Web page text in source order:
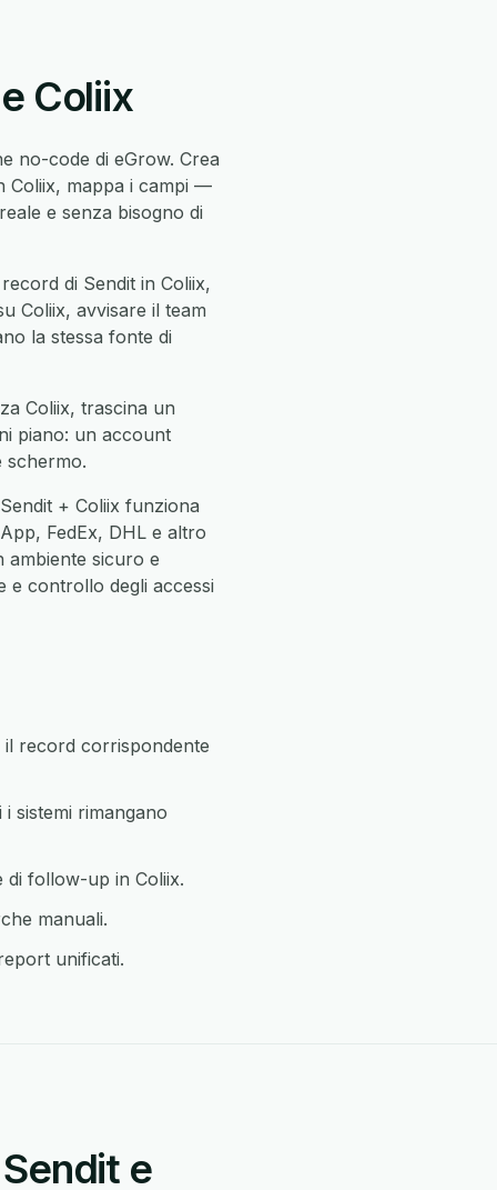
Coliix
no-code di eGrow. Crea
Coliix, mappa i campi —
e senza bisogno di
di Sendit in Coliix,
Coliix, avvisare il team
la stessa fonte di
Coliix, trascina un
piano: un account
schermo.
+ Coliix funziona
FedEx, DHL e altro
ambiente sicuro e
e controllo degli accessi
record corrispondente
sistemi rimangano
di follow-up in Coliix.
manuali.
unificati.
e